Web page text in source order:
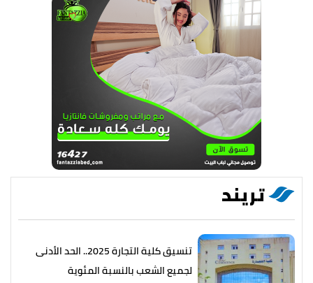
تريند
تنسيق كلية التجارة 2025.. الحد الأدنى
لجميع الشعب بالنسبة المئوية